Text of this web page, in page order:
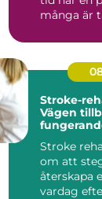
många är
Stroke-
Vägen
Stroke
om att
återskapa
vardag